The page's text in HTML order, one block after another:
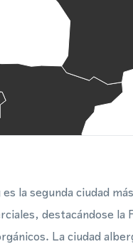
la segunda ciudad
destacándose
La ciudad